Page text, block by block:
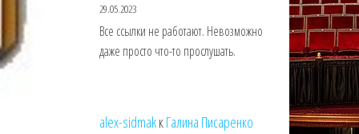
29.05.2023
Все ссылки не работают. Невозможно
даже просто что-то прослушать.
alex-sidmakкГалина Писаренко